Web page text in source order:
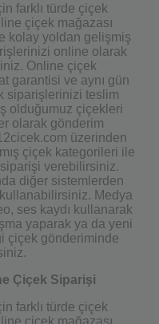
farklı türde çiçek
çiçek mağazası
kolay yoldan gelişmiş
online olarak
Online çiçek
garantisi ve aynı gün
siparişlerinizi teslim
olduğumuz çiçekleri
olarak gönderim
üzerinden
çiçek kategorileri ile
verebilirsiniz.
diğer sistemlerden
Medya
ses kaydı kullanarak
yaparak ya da yeni
çiçek gönderiminde
Çiçek Siparişi
farklı türde çiçek
çiçek mağazası